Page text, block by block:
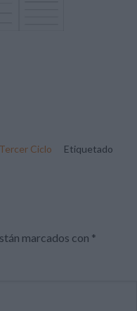
Tercer Ciclo
Etiquetado
marcados con *